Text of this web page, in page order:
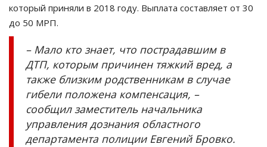
который приняли в 2018 году. Выплата составляет от 30
до 50 МРП.
– Мало кто знает, что пострадавшим в
ДТП, которым причинен тяжкий вред, а
также близким родственникам в случае
гибели положена компенсация, –
сообщил заместитель начальника
управления дознания областного
департамента полиции Евгений Бровко.